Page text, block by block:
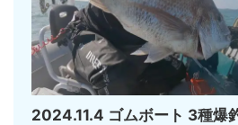
2024.11.4 ゴムボート 3種爆